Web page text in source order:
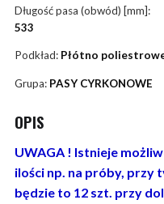
Długość pasa (obwód) [mm]:
533
Podkład: Płótno
Grupa: PASY CYRKONOWE
OPIS
UWAGA ! Istnieje
ilości np. na próby,
będzie to 12 szt. przy